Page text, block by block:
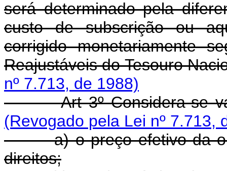
será determinado pela
custo de subscrição ou
corrigido monetariamente
Reajustáveis do Tesouro
nº 7.713, de 1988)
Art 3º Considera-se
(Revogado pela Lei nº 7.713,
a) o preço efetivo da
direitos;